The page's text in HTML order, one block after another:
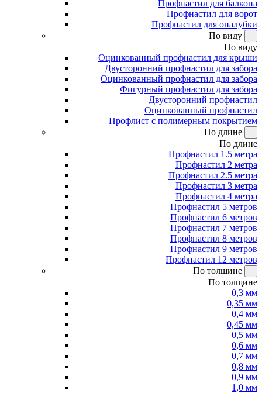
Профнастил для балкона
Профнастил для ворот
Профнастил для опалубки
По виду
По виду
Оцинкованный профнастил для крыши
Двусторонний профнастил для забора
Оцинкованный профнастил для забора
Фигурный профнастил для забора
Двусторонний профнастил
Оцинкованный профнастил
Профлист с полимерным покрытием
По длине
По длине
Профнастил 1.5 метра
Профнастил 2 метра
Профнастил 2.5 метра
Профнастил 3 метра
Профнастил 4 метра
Профнастил 5 метров
Профнастил 6 метров
Профнастил 7 метров
Профнастил 8 метров
Профнастил 9 метров
Профнастил 12 метров
По толщине
По толщине
0,3 мм
0,35 мм
0,4 мм
0,45 мм
0,5 мм
0,6 мм
0,7 мм
0,8 мм
0,9 мм
1,0 мм